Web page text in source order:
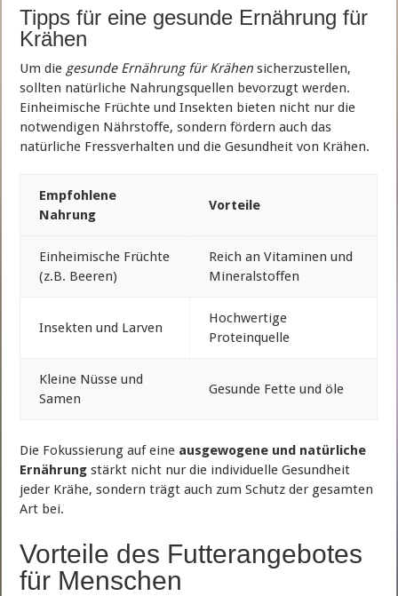
Tipps für eine gesunde Ernährung für
Krähen
Um die gesunde Ernährung für Krähen sicherzustellen,
sollten natürliche Nahrungsquellen bevorzugt werden.
Einheimische Früchte und Insekten bieten nicht nur die
notwendigen Nährstoffe, sondern fördern auch das
natürliche Fressverhalten und die Gesundheit von Krähen.
Empfohlene
Nahrung
Vorteile
Einheimische Früchte
(z.B. Beeren)
Reich an Vitaminen und
Mineralstoffen
Insekten und Larven
Hochwertige
Proteinquelle
Kleine Nüsse und
Samen
Gesunde Fette und öle
Die Fokussierung auf eine ausgewogene und natürliche
Ernährung stärkt nicht nur die individuelle Gesundheit
jeder Krähe, sondern trägt auch zum Schutz der gesamten
Art bei.
Vorteile des Futterangebotes
für Menschen